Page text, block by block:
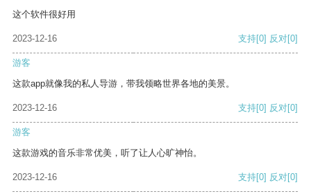
这个软件很好用
2023-12-16 支持[0] 反对[0]
游客
这款app就像我的私人导游，带我领略世界各地的美景。
2023-12-16 支持[0] 反对[0]
游客
这款游戏的音乐非常优美，听了让人心旷神怡。
2023-12-16 支持[0] 反对[0]